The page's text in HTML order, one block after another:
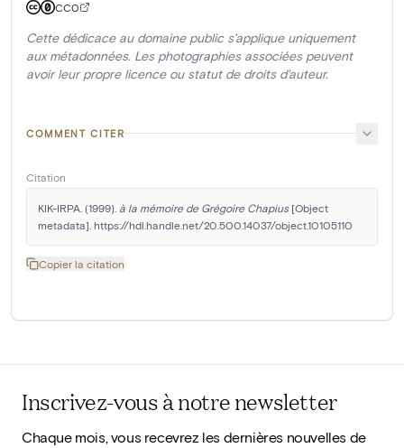
CC0
Cette dédicace au domaine public s'applique uniquement
aux métadonnées. Les photographies associées peuvent
avoir leur propre licence ou statut de droits d'auteur.
COMMENT CITER
Citation
KIK-IRPA. (1999). à la mémoire de Grégoire Chapius [Object
metadata]. https://hdl.handle.net/20.500.14037/object.10105110
Copier la citation
Inscrivez-vous à notre newsletter
Chaque mois, vous recevrez les dernières nouvelles de